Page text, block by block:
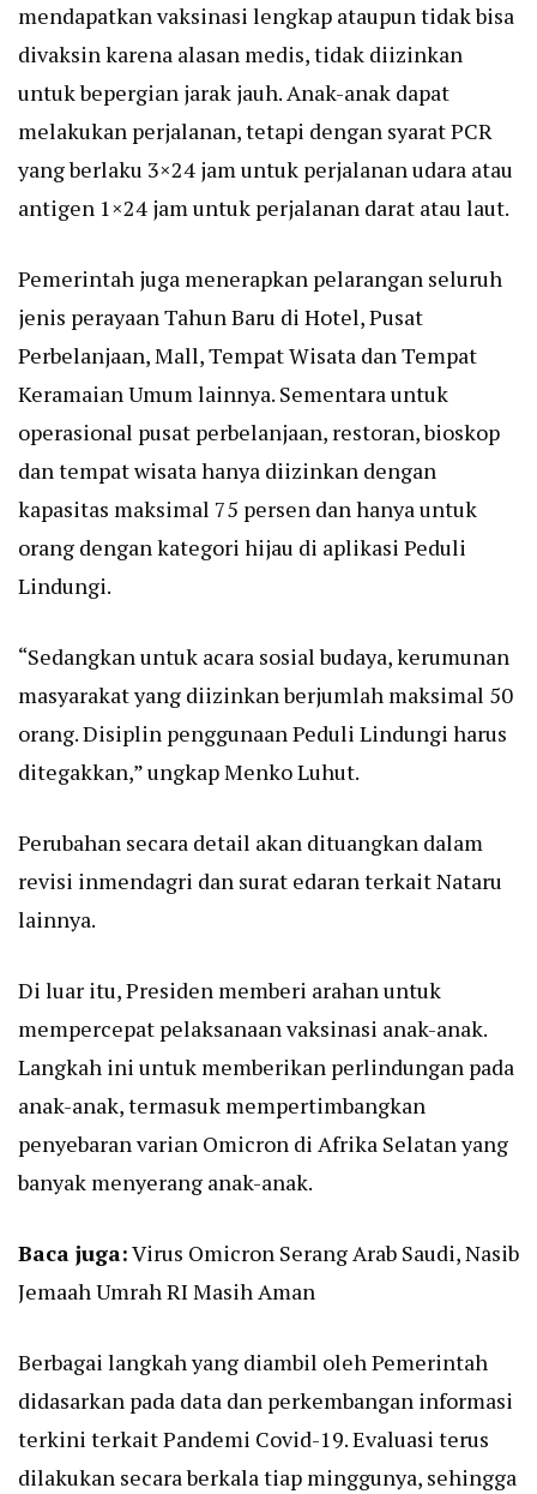
mendapatkan vaksinasi lengkap ataupun tidak bisa
divaksin karena alasan medis, tidak diizinkan
untuk bepergian jarak jauh. Anak-anak dapat
melakukan perjalanan, tetapi dengan syarat PCR
yang berlaku 3×24 jam untuk perjalanan udara atau
antigen 1×24 jam untuk perjalanan darat atau laut.
Pemerintah juga menerapkan pelarangan seluruh
jenis perayaan Tahun Baru di Hotel, Pusat
Perbelanjaan, Mall, Tempat Wisata dan Tempat
Keramaian Umum lainnya. Sementara untuk
operasional pusat perbelanjaan, restoran, bioskop
dan tempat wisata hanya diizinkan dengan
kapasitas maksimal 75 persen dan hanya untuk
orang dengan kategori hijau di aplikasi Peduli
Lindungi.
“Sedangkan untuk acara sosial budaya, kerumunan
masyarakat yang diizinkan berjumlah maksimal 50
orang. Disiplin penggunaan Peduli Lindungi harus
ditegakkan,” ungkap Menko Luhut.
Perubahan secara detail akan dituangkan dalam
revisi inmendagri dan surat edaran terkait Nataru
lainnya.
Di luar itu, Presiden memberi arahan untuk
mempercepat pelaksanaan vaksinasi anak-anak.
Langkah ini untuk memberikan perlindungan pada
anak-anak, termasuk mempertimbangkan
penyebaran varian Omicron di Afrika Selatan yang
banyak menyerang anak-anak.
Baca juga:Virus Omicron Serang Arab Saudi, Nasib
Jemaah Umrah RI Masih Aman
Berbagai langkah yang diambil oleh Pemerintah
didasarkan pada data dan perkembangan informasi
terkini terkait Pandemi Covid-19. Evaluasi terus
dilakukan secara berkala tiap minggunya, sehingga